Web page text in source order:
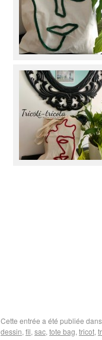
Cette entrée a été publiée dans
dessin, fil, sac, tote bag, tricot,